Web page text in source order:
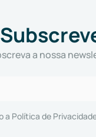
a nossa
a Política de